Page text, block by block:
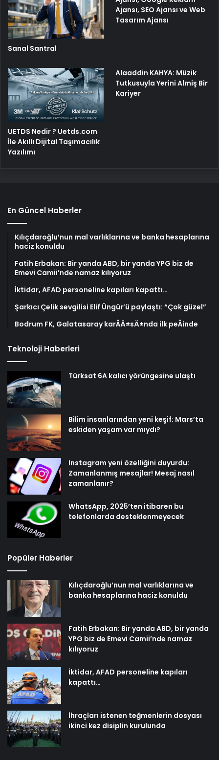
Sanal Santral
Ajansı, SEO Ajansı ve Web
Tasarım Ajansı
UETDS Nedir ? Uetds.com
İle Akıllı Dijital Taşımacılık
Yazılımı
Alaaddin KAHYA: Müzik
Tutkusuyla Yerini Almiş Bir
Kariyer
En Güncel Haberler
Kılıçdaroğlu’nun mal varlıklarına ve banka hesaplarına
haciz konuldu
Fatih Erbakan: Bir yanda ABD, bir yanda YPG biz de
Emevi Camii’nde namaz kılıyoruz
İktidar, AFAD personeline kapıları kapattı…
Şarkıcı Çelik sevgilisi Elif Üngür’ü paylaştı: “Çok güzel”
Bodrum FK, Galatasaray karÅÄ±sÄ±nda ilk peÅinde
Teknoloji Haberleri
Türksat 6A kalıcı yörüngesine ulaştı
Bilim insanlarından yeni keşif: Mars’ta
eskiden yaşam var mıydı?
Instagram yeni özelliğini duyurdu:
Zamanlanmış mesajlar! Mesaj nasıl
zamanlanır?
WhatsApp, 2025’ten itibaren bu
telefonlarda desteklenmeyecek
Popüler Haberler
Kılıçdaroğlu’nun mal varlıklarına ve
banka hesaplarına haciz konuldu
Fatih Erbakan: Bir yanda ABD, bir yanda
YPG biz de Emevi Camii’nde namaz
kılıyoruz
İktidar, AFAD personeline kapıları
kapattı…
İhraçları istenen teğmenlerin dosyası
ikinci kez disiplin kurulunda